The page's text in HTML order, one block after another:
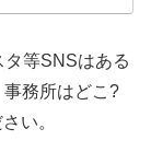
等SNSはある
務所はどこ?
い。